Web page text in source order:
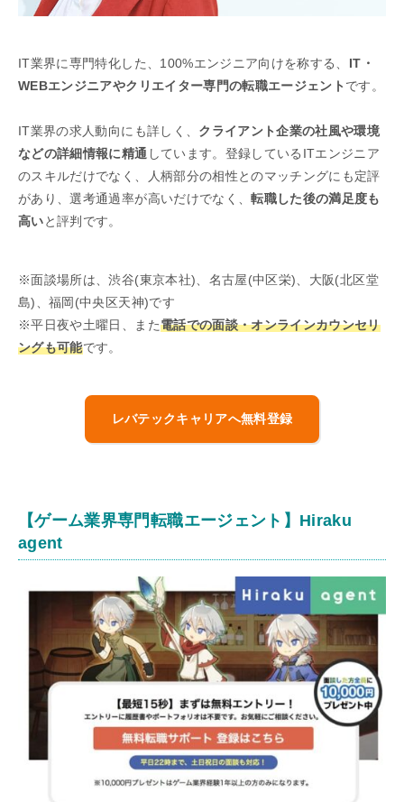
IT業界に専門特化した、100%エンジニア向けを称する、 IT・
WEBエンジニアやクリエイター専門の転職エージェント です。
IT業界の求人動向にも詳しく、 クライアント企業の社風や環境
などの詳細情報に精通 しています。登録しているITエンジニア
のスキルだけでなく、人柄部分の相性とのマッチングにも定評
があり、選考通過率が高いだけでなく、転職した後の満足度も
高いと評判です。
※面談場所は、渋谷(東京本社)、名古屋(中区栄)、大阪(北区堂
島)、福岡(中央区天神)です
※平日夜や土曜日、また電話での面談・オンラインカウンセリ
ングも可能です。
レバテックキャリアへ無料登録
【ゲーム業界専門転職エージェント】Hiraku
agent